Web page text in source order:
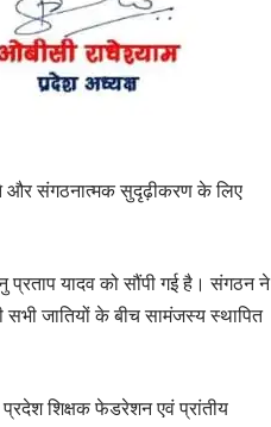
और संगठनात्मक सुदृढ़ीकरण के लिए
प्रताप यादव को सौंपी गई है। संगठन ने
सभी जातियों के बीच सामंजस्य स्थापित
प्रदेश शिक्षक फेडरेशन एवं प्रांतीय